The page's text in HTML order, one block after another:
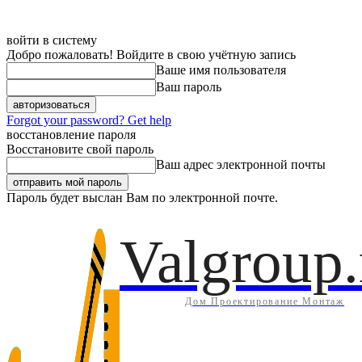
войти в систему
Добро пожаловать! Войдите в свою учётную запись
Ваше имя пользователя
Ваш пароль
Forgot your password? Get help
восстановление пароля
Восстановите свой пароль
Ваш адрес электронной почты
Пароль будет выслан Вам по электронной почте.
Дом Проектирование Монтаж